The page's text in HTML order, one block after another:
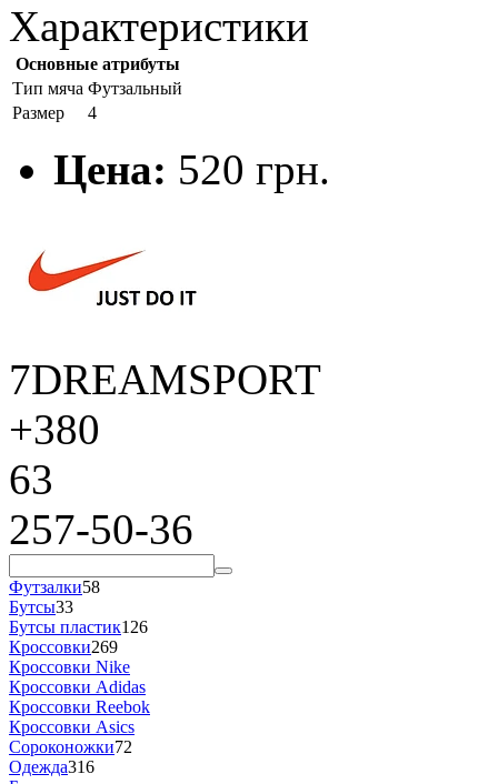
Характеристики
Основные атрибуты
Тип мяча Футзальный
Размер
4
Цена: 520 грн.
7DREAMSPORT
+380
63
257-50-36
Футзалки58
Бутсы33
Бутсы пластик126
Кроссовки269
Кроссовки Nike
Кроссовки Adidas
Кроссовки Reebok
Кроссовки Asics
Сороконожки72
Одежда316